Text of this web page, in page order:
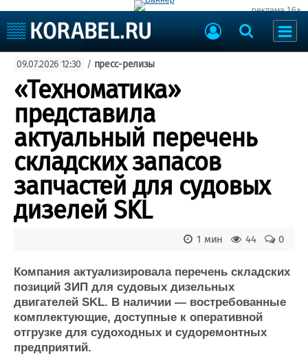
реклама 16+
Судоходство
Судоремонт
События
Порты
Рыболовство
ВМФ
Образование
Яхты и катера
Еще
Судостроение
Пульс
Репутация
Работа
Крюинг
Журнал
Реклама
Торговая площадка
Доска объявлений
Продажа флота
Изделия
Материалы
Услуги
09.07.2026 12:30 / пресс-релизы
«Техноматика»
представила
актуальный перечень
складских запасов
запчастей для судовых
дизелей SKL
0
44
1 мин
Компания актуализировала перечень складских
позиций ЗИП для судовых дизельных
двигателей SKL. В наличии — востребованные
комплектующие, доступные к оперативной
отгрузке для судоходных и судоремонтных
предприятий.